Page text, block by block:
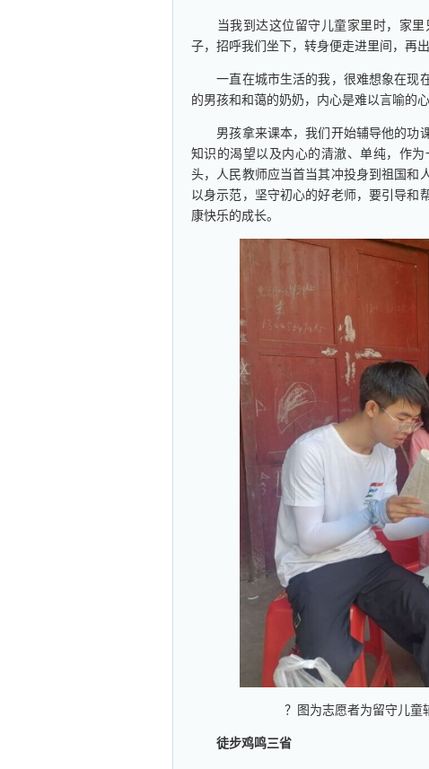
当我到达这位留守儿童家里时，家里
子，招呼我们坐下，转身便走进里间，再
一直在城市生活的我，很难想象在现在
的男孩和和蔼的奶奶，内心是难以言喻的
男孩拿来课本，我们开始辅导他的功课
知识的渴望以及内心的清澈、单纯，作
头，人民教师应当首当其冲投身到祖国和
以身示范，坚守初心的好老师，要引导和
康快乐的成长。
？图为志愿者为留守儿童
徒步鸡鸣三省